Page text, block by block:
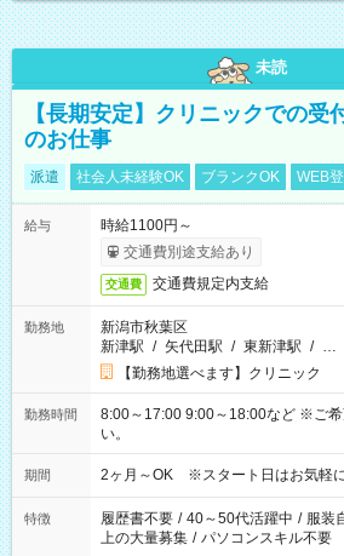
未読
【長期安定】クリニックでの受
のお仕事
派遣 社会人未経験OK ブランクOK WEB
給与
時給1100円～
交通費別途支給あり
交通費 交通費規定内支給
勤務地
新潟市秋葉区
新津駅 / 矢代田駅 / 東新津駅 / …
【勤務地選べます】クリニック
勤務時間
8:00～17:00 9:00～18:00など ※ご希
い。
期間 2ヶ月～OK ※スタート日はお気軽に
特徴 履歴書不要 / 40～50代活躍中 / 服装
上の大量募集 / パソコンスキル不要